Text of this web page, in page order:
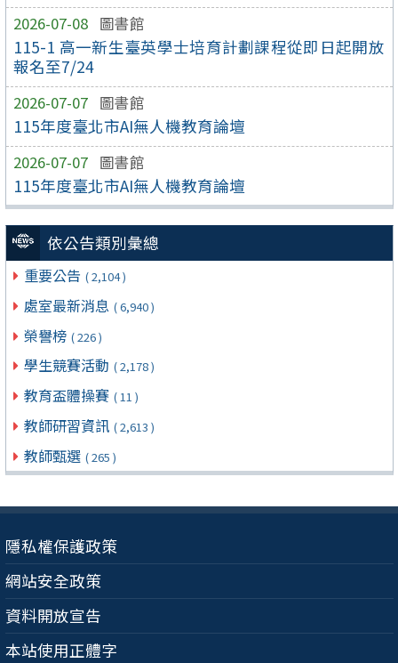
2026-07-08 圖書館
115-1 高一新生臺英學士培育計劃課程從即日起開放
報名至7/24
2026-07-07 圖書館
115年度臺北市AI無人機教育論壇
2026-07-07 圖書館
115年度臺北市AI無人機教育論壇
依公告類別彙總
重要公告 ( 2,104 )
處室最新消息 ( 6,940 )
榮譽榜 ( 226 )
學生競賽活動 ( 2,178 )
教育盃體操賽 ( 11 )
教師研習資訊 ( 2,613 )
教師甄選 ( 265 )
隱私權保護政策
網站安全政策
資料開放宣告
本站使用正體字